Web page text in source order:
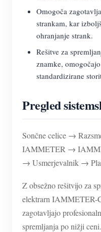
Omogoča
strankam, kar
ohranjanje strank.
Rešitve za
znamke,
standardizirane
Pregled
Sončne celice →
IAMMETER →
→ Usmerjevalnik →
Z obsežno rešitvijo za
elektrarn IAMMETER-
zagotavljajo
spremljanja po nižji